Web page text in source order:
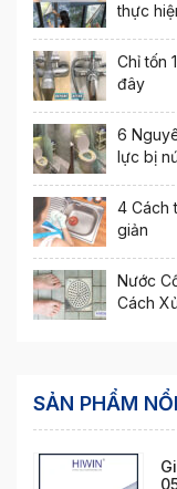
thực
Chỉ tốn
đây
6
lực bị
4 Cách
giản
Nước
Cách
SẢN PHẨM